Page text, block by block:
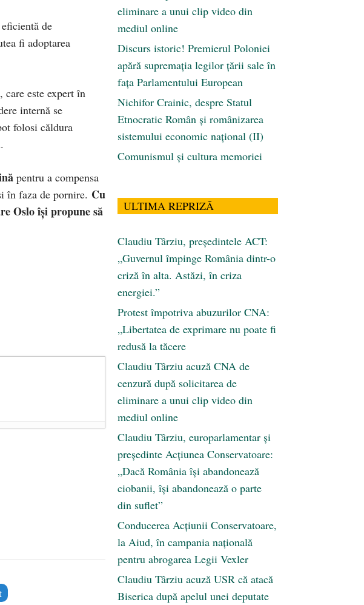
de
fi adoptarea
este expert în
internă se
folosi căldura
pentru a compensa
în faza de pornire. Cu
Oslo își propune să
eliminare a unui clip video din
mediul online
Discurs istoric! Premierul Poloniei
apără supremația legilor țării sale în
fața Parlamentului European
Nichifor Crainic, despre Statul
Etnocratic Român şi românizarea
sistemului economic naţional (II)
Comunismul şi cultura memoriei
ULTIMA REPRIZĂ
Claudiu Târziu, președintele ACT:
„Guvernul împinge România dintr-o
criză în alta. Astăzi, în criza
energiei.”
Protest împotriva abuzurilor CNA:
„Libertatea de exprimare nu poate fi
redusă la tăcere
Claudiu Târziu acuză CNA de
cenzură după solicitarea de
eliminare a unui clip video din
mediul online
Claudiu Târziu, europarlamentar și
președinte Acțiunea Conservatoare:
„Dacă România își abandonează
ciobanii, își abandonează o parte
din suflet”
Conducerea Acțiunii Conservatoare,
la Aiud, în campania națională
pentru abrogarea Legii Vexler
Claudiu Târziu acuză USR că atacă
Biserica după apelul unei deputate